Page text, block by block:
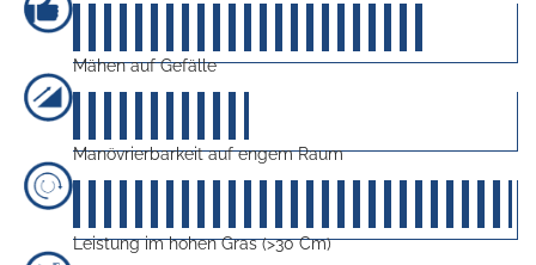
Mähen auf Gefälle
Manövrierbarkeit auf engem Raum
Leistung im hohen Gras (>30 Cm)